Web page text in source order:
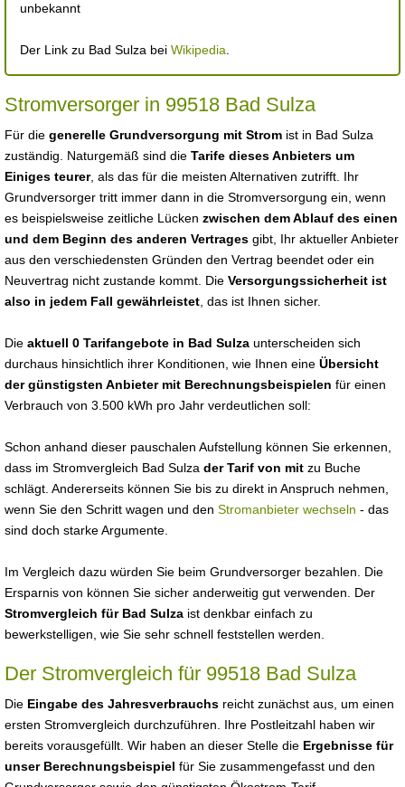
unbekannt
Der Link zu Bad Sulza bei Wikipedia
Stromversorger in 99518 Bad Sulza
Für die generelle Grundversorgung mit Strom ist in Bad Sulza
zuständig. Naturgemäß sind die Tarife dieses Anbieters um
Einiges teurer, als das für die meisten Alternativen zutrifft. Ihr
Grundversorger tritt immer dann in die Stromversorgung ein, wenn
es beispielsweise zeitliche Lücken zwischen dem Ablauf des einen
und dem Beginn des anderen Vertrages gibt, Ihr aktueller Anbieter
aus den verschiedensten Gründen den Vertrag beendet oder ein
Neuvertrag nicht zustande kommt. Die Versorgungssicherheit ist
also in jedem Fall gewährleistet , das ist Ihnen sicher.
Die aktuell 0 Tarifangebote in Bad Sulza unterscheiden sich
durchaus hinsichtlich ihrer Konditionen, wie Ihnen eine Übersicht
der günstigsten Anbieter mit Berechnungsbeispielen für einen
Verbrauch von 3.500 kWh pro Jahr verdeutlichen soll:
Schon anhand dieser pauschalen Aufstellung können Sie erkennen,
dass im Stromvergleich Bad Sulza der Tarif von mit zu Buche
schlägt. Andererseits können Sie bis zu direkt in Anspruch nehmen,
wenn Sie den Schritt wagen und den Stromanbieter wechseln - das
sind doch starke Argumente.
Im Vergleich dazu würden Sie beim Grundversorger bezahlen. Die
Ersparnis von können Sie sicher anderweitig gut verwenden. Der
Stromvergleich für Bad Sulza ist denkbar einfach zu
bewerkstelligen, wie Sie sehr schnell feststellen werden.
Der Stromvergleich für 99518 Bad Sulza
Die Eingabe des Jahresverbrauchs reicht zunächst aus, um einen
ersten Stromvergleich durchzuführen. Ihre Postleitzahl haben wir
bereits vorausgefüllt. Wir haben an dieser Stelle die Ergebnisse für
unser Berechnungsbeispiel für Sie zusammengefasst und den